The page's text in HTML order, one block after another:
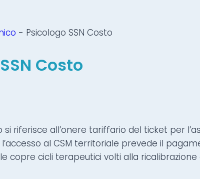
- Psicologo SSN Costo
Costo
si riferisce all’onere tariffario del ticket per
l’accesso al CSM territoriale prevede il
copre cicli terapeutici volti alla ricalibrazione